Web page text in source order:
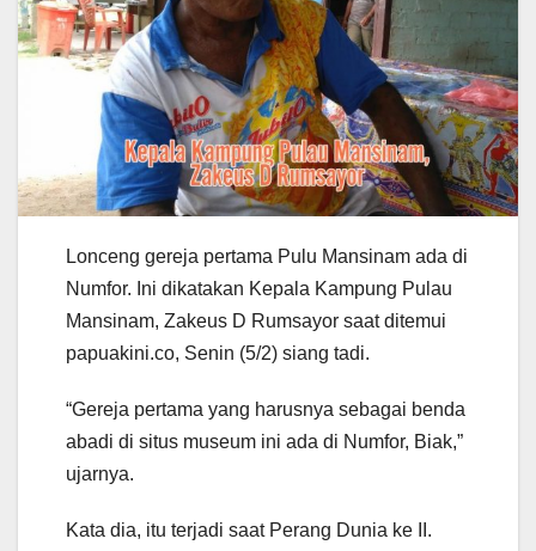
Lonceng gereja pertama Pulu Mansinam ada di
Numfor. Ini dikatakan Kepala Kampung Pulau
Mansinam, Zakeus D Rumsayor saat ditemui
papuakini.co, Senin (5/2) siang tadi.
“Gereja pertama yang harusnya sebagai benda
abadi di situs museum ini ada di Numfor, Biak,”
ujarnya.
Kata dia, itu terjadi saat Perang Dunia ke II.